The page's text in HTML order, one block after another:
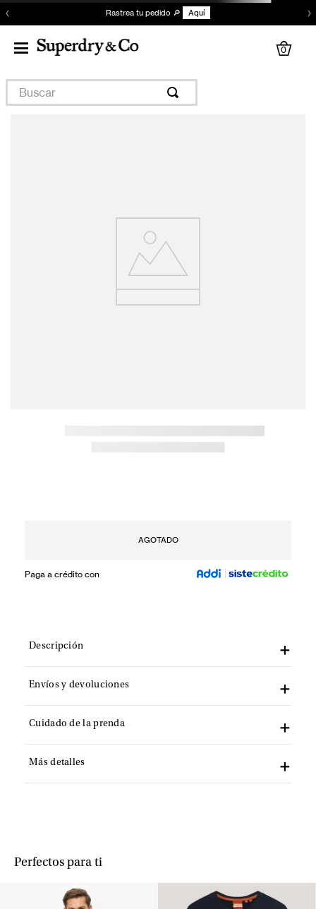
‹ Rastrea tu pedido 🔎 Aquí ›
0
Buscar
AGOTADO
Paga a crédito con
Descripción
Envíos y devoluciones
Cuidado de la prenda
Más detalles
Perfectos para ti